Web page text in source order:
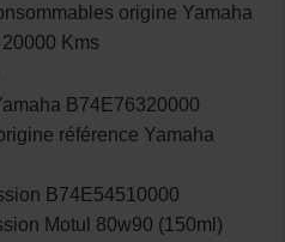
origine Yamaha
Kms
B74E76320000
référence Yamaha
B74E54510000
Motul 80w90 (150ml)